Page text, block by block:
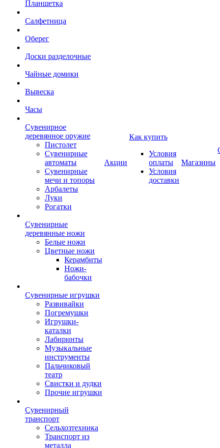
Планшетка
Салфетница
Оберег
Доски разделочные
Чайные домики
Вывеска
Часы
Сувенирное
деревянное оружие
Пистолет
Сувенирные
автоматы
Сувенирные
мечи и топоры
Арбалеты
Луки
Рогатки
Сувенирные
деревянные ножи
Белые ножи
Цветные ножи
Керамбиты
Ножи-
бабочки
Сувенирные игрушки
Развивайки
Погремушки
Игрушки-
каталки
Лабиринты
Музыкальные
инструменты
Пальчиковый
театр
Свистки и дудки
Прочие игрушки
Сувенирный
транспорт
Сельхозтехника
Транспорт из
металла
Акции
Как купить
Условия
оплаты
Условия
доставки
Магазины